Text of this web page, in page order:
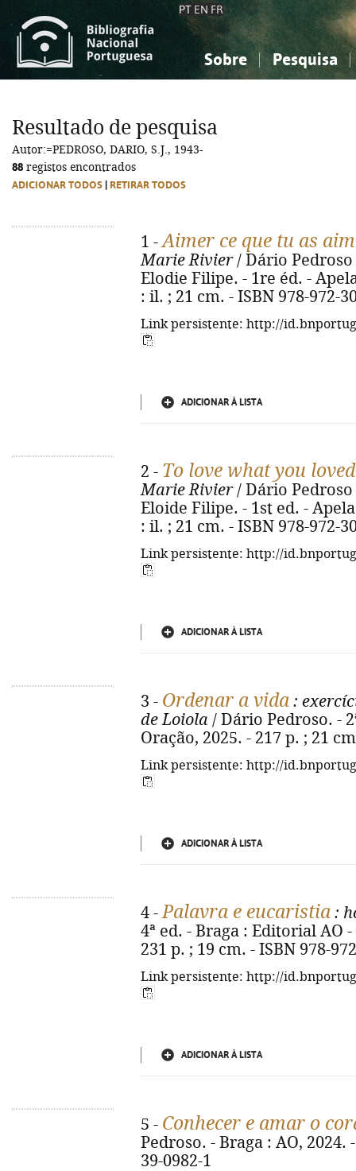
PT EN FR
Sobre Pesquisa
Ciências sociais...
Ciências sociais...
Resultado de pesquisa
Autor:=PEDROSO, DARIO, S.J., 1943-
88 registos encontrados
ADICIONAR TODOS RETIRAR TODOS
1 -Aimer ce que tu as
Marie Rivier/ Dário
Elodie Filipe. - 1re éd. -
: il. ; 21 cm. - ISBN 978-972-
Link persistente: http://
ADICIONAR À LISTA
2 - To love what you loved
Marie Rivier/ Dário
Eloide Filipe. - 1st ed. -
: il. ; 21 cm. - ISBN 978-972-
Link persistente: http://
ADICIONAR À LISTA
3 - Ordenar a vida :
de Loiola / Dário Pedroso. -
Oração, 2025. - 217 p. ; 21
Link persistente: http://
ADICIONAR À LISTA
4 -Palavra e eucaristia :
4ª ed. - Braga : Editorial AO
231 p. ; 19 cm. - ISBN 978-
Link persistente: http://
ADICIONAR À LISTA
5 - Conhecer e amar o
Pedroso. - Braga : AO, 2024.
39-0982-1